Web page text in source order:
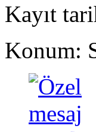
Kayıt
Konum: